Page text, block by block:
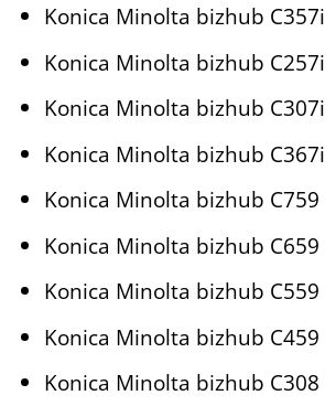
Konica Minolta bizhub C357i
Konica Minolta bizhub C257i
Konica Minolta bizhub C307i
Konica Minolta bizhub C367i
Konica Minolta bizhub C759
Konica Minolta bizhub C659
Konica Minolta bizhub C559
Konica Minolta bizhub C459
Konica Minolta bizhub C308